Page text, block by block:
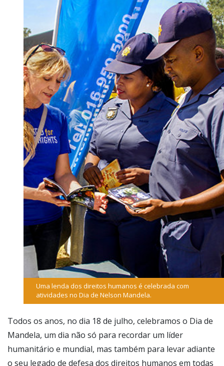
Uma lenda dos direitos humanos é celebrada com
atividades no Dia de Nelson Mandela.
Todos os anos, no dia 18 de julho, celebramos o Dia de
Mandela, um dia não só para recordar um líder
humanitário e mundial, mas também para levar adiante
o seu legado de defesa dos direitos humanos em todas